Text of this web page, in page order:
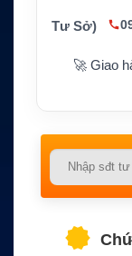
Tư Sở)
🚀 Giao